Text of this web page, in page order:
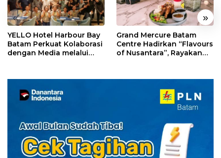
« »
YELLO Hotel Harbour Bay
Batam Perkuat Kolaborasi
dengan Media melalui
Grand Mercure Batam
Centre Hadirkan “Flavours
of Nusantara”, Rayakan